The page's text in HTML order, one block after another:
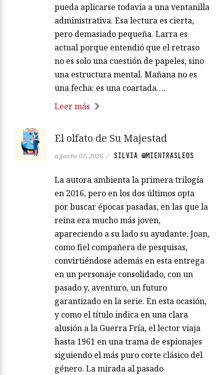
pueda aplicarse todavía a una ventanilla
administrativa. Esa lectura es cierta,
pero demasiado pequeña. Larra es
actual porque entendió que el retraso
no es solo una cuestión de papeles, sino
una estructura mental. Mañana no es
una fecha: es una coartada….
Leer más
El olfato de Su Majestad
agosto 07, 2026 / SILVIA @MIENTRASLEOS
La autora ambienta la primera trilogía
en 2016, pero en los dos últimos opta
por buscar épocas pasadas, en las que la
reina era mucho más joven,
apareciendo a su lado su ayudante, Joan,
como fiel compañera de pesquisas,
convirtiéndose además en esta entrega
en un personaje consolidado, con un
pasado y, aventuro, un futuro
garantizado en la serie. En esta ocasión,
y como el título indica en una clara
alusión a la Guerra Fría, el lector viaja
hasta 1961 en una trama de espionajes
siguiendo el más puro corte clásico del
género. La mirada al pasado